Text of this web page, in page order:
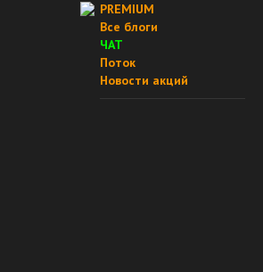
PREMIUM
Все блоги
ЧАТ
Поток
Новости акций